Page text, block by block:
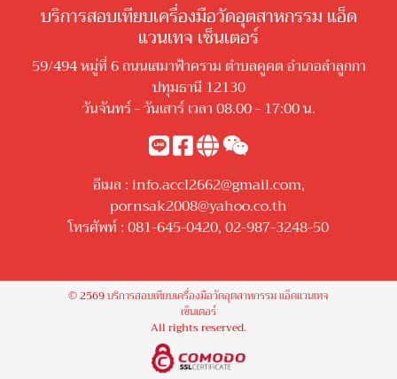
บริการสอบเทียบเครื่องมือวัดอุตสาหกรรม แอ็ด
แวนเทจ เซ็นเตอร์
59/494 หมู่ที่ 6 ถนนเสมาฟ้าคราม ตำบลคูคต อำเภอลำลูกกา
ปทุมธานี 12130
วันจันทร์ - วันเสาร์ เวลา 08.00 - 17:00 น.
อีเมล :info.accl2662@gmail.com,
pornsak2008@yahoo.co.th
โทรศัพท์ :081-645-0420,02-987-3248-50
© 2569บริการสอบเทียบเครื่องมือวัดอุตสาหกรรม แอ็ดแวนเทจ
เซ็นเตอร์
All rights reserved.